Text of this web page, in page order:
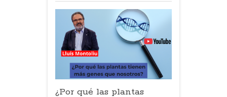
¿Por qué las plantas